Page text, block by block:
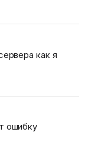
как я
ошибку